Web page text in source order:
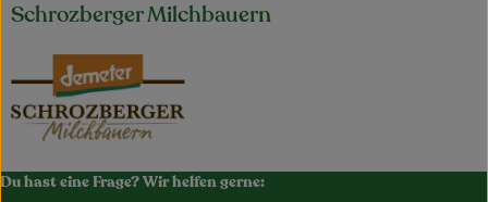
Schrozberger Milchbauern
Du hast eine Frage? Wir helfen gerne: